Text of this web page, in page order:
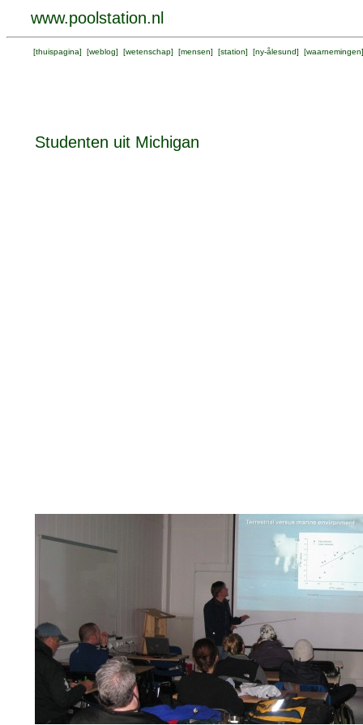
www.poolstation.nl
[thuispagina] [weblog] [wetenschap] [mensen] [station] [ny-ålesund] [waarnemingen
Studenten uit Michigan